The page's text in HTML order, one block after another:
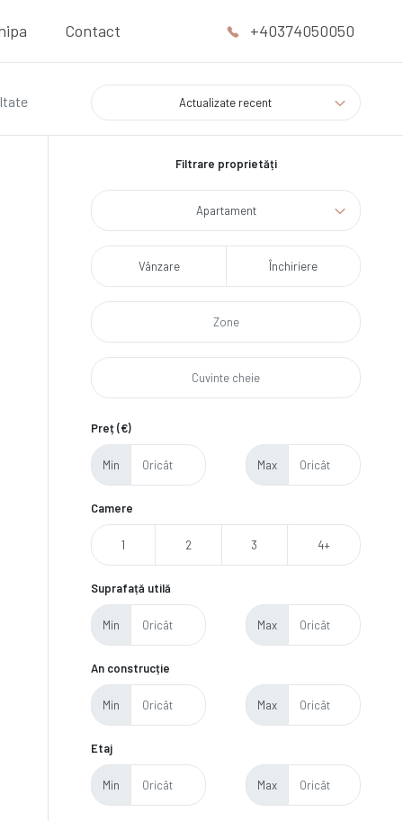
Contact +40374050050
Actualizate recent
Filtrare proprietăți
Apartament
Vânzare Închiriere
Preț (€)
Min Max
Camere
1 2 3 4+
Suprafață utilă
Min Max
An construcție
Min Max
Etaj
Min Max